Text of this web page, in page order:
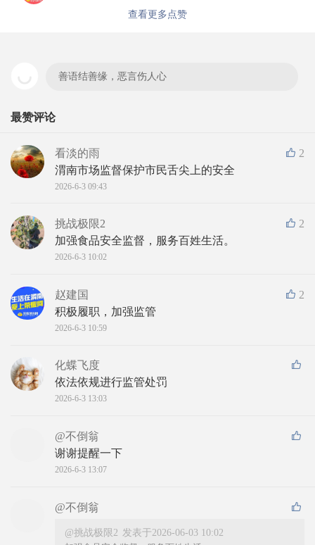
查看更多点赞
善语结善缘，恶言伤人心
最赞评论
2
看淡的雨
渭南市场监督保护市民舌尖上的安全
2026-6-3 09:43
2
挑战极限2
加强食品安全监督，服务百姓生活。
2026-6-3 10:02
2
赵建国
积极履职，加强监管
2026-6-3 10:59
化蝶飞度
依法依规进行监管处罚
2026-6-3 13:03
@不倒翁
谢谢提醒一下
2026-6-3 13:07
@不倒翁
@挑战极限2 发表于2026-06-03 10:02